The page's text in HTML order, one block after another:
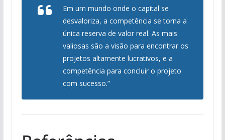
Em um mundo onde o capital se
desvaloriza, a competência se torna a
única reserva de valor real. As mais
valiosas são a visão para encontrar os
projetos altamente lucrativos, e a
competência para concluir o projeto
com sucesso.”